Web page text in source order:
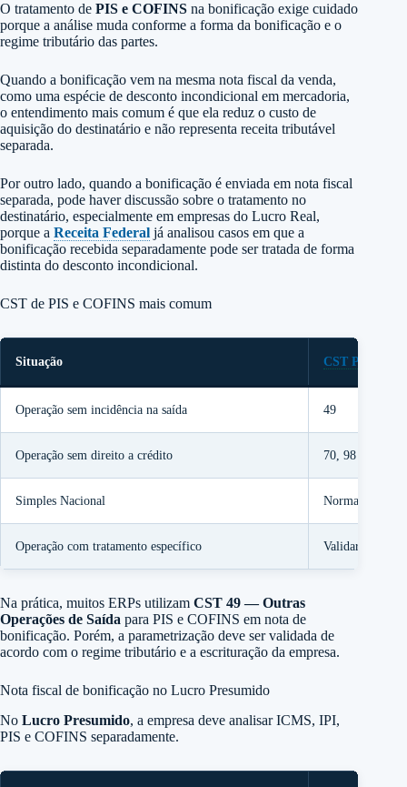
O tratamento de PIS e COFINS na bonificação exige cuidado
porque a análise muda conforme a forma da bonificação e o
regime tributário das partes.
Quando a bonificação vem na mesma nota fiscal da venda,
como uma espécie de desconto incondicional em mercadoria,
o entendimento mais comum é que ela reduz o custo de
aquisição do destinatário e não representa receita tributável
separada.
Por outro lado, quando a bonificação é enviada em nota fiscal
separada, pode haver discussão sobre o tratamento no
destinatário, especialmente em empresas do Lucro Real,
porque a Receita Federal já analisou casos em que a
bonificação recebida separadamente pode ser tratada de forma
distinta do desconto incondicional.
CST de PIS e COFINS mais comum
Situação CST PIS/
Operação sem incidência na saída 49
Operação sem direito a crédito 70, 98 ou 99,
Simples Nacional Normalmente
Operação com tratamento específico Validar com
Na prática, muitos ERPs utilizam CST 49 — Outras
Operações de Saída para PIS e COFINS em nota de
bonificação. Porém, a parametrização deve ser validada de
acordo com o regime tributário e a escrituração da empresa.
Nota fiscal de bonificação no Lucro Presumido
No Lucro Presumido, a empresa deve analisar ICMS, IPI,
PIS e COFINS separadamente.